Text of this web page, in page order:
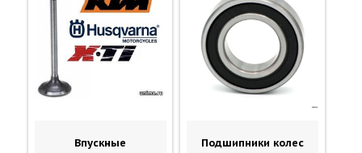
Впускные Подшипники колес